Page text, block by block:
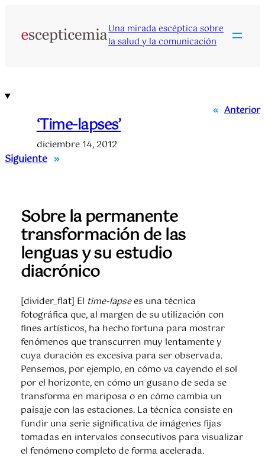
contenido
Una mirada escéptica sobre
la salud y la comunicación
« Anterior
‘Time-lapses’
diciembre 14, 2012
Siguiente »
Sobre la permanente
transformación de las
lenguas y su estudio
diacrónico
[divider_flat] El time-lapsees una técnica
fotográfica que, al margen de su utilización con
fines artísticos, ha hecho fortuna para mostrar
fenómenos que transcurren muy lentamente y
cuya duración es excesiva para ser observada.
Pensemos, por ejemplo, en cómo va cayendo el sol
por el horizonte, en cómo un gusano de seda se
transforma en mariposa o en cómo cambia un
paisaje con las estaciones. La técnica consiste en
fundir una serie significativa de imágenes fijas
tomadas en intervalos consecutivos para visualizar
el fenómeno completo de forma acelerada.